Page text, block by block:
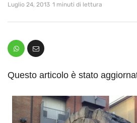
Luglio 24, 2013 1 minuti di lettura
Questo articolo è stato